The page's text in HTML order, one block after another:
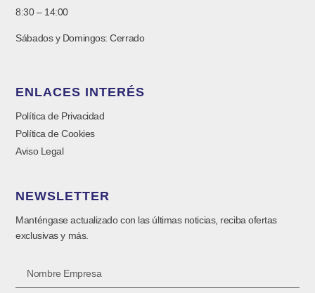
8:30 – 14:00
Sábados y Domingos: Cerrado
ENLACES INTERÉS
Política de Privacidad
Política de Cookies
Aviso Legal
NEWSLETTER
Manténgase actualizado con las últimas noticias, reciba ofertas
exclusivas y más.